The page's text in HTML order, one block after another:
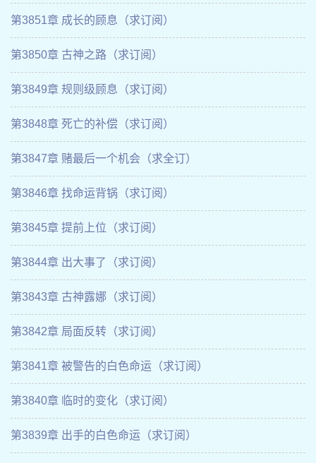
第3851章 成长的顾息（求订阅）
第3850章 古神之路（求订阅）
第3849章 规则级顾息（求订阅）
第3848章 死亡的补偿（求订阅）
第3847章 赌最后一个机会（求全订）
第3846章 找命运背锅（求订阅）
第3845章 提前上位（求订阅）
第3844章 出大事了（求订阅）
第3843章 古神露娜（求订阅）
第3842章 局面反转（求订阅）
第3841章 被警告的白色命运（求订阅）
第3840章 临时的变化（求订阅）
第3839章 出手的白色命运（求订阅）